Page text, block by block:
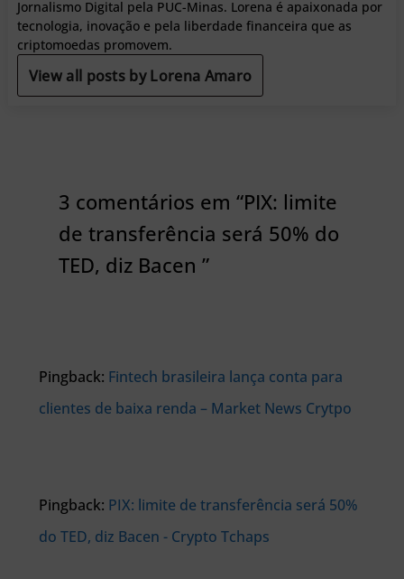
Jornalismo Digital pela PUC-Minas. Lorena é apaixonada por
tecnologia, inovação e pela liberdade financeira que as
criptomoedas promovem.
View all posts by Lorena Amaro
3 comentários em “PIX: limite
de transferência será 50% do
TED, diz Bacen ”
Pingback: Fintech brasileira lança conta para
clientes de baixa renda – Market News Crytpo
Pingback: PIX: limite de transferência será 50%
do TED, diz Bacen - Crypto Tchaps